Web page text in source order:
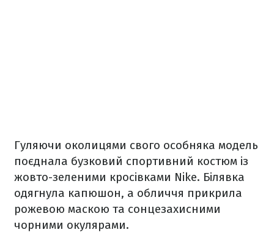
Гуляючи околицями свого особняка модель
поєднала бузковий спортивний костюм із
жовто-зеленими кросівками Nike. Білявка
одягнула капюшон, а обличчя прикрила
рожевою маскою та сонцезахисними
чорними окулярами.